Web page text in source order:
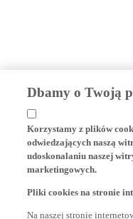
Dbamy o Twoją
Korzystamy z plików
odwiedzających naszą
udoskonalaniu naszej
marketingowych.
Pliki cookies na stronie
Na naszej stronie